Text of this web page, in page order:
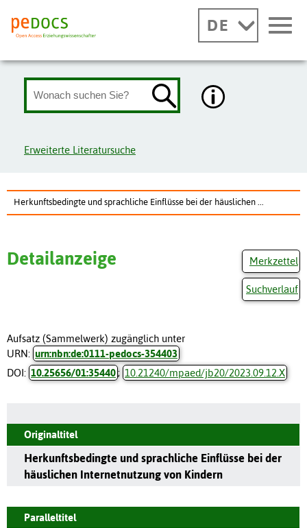
DE
Erweiterte Literatursuche
Herkunftsbedingte und sprachliche Einflüsse bei der häuslichen ...
Merkzettel
Suchverlauf
Detailanzeige
Aufsatz (Sammelwerk) zugänglich unter
URN: urn:nbn:de:0111-pedocs-354403
DOI: 10.25656/01:35440; 10.21240/mpaed/jb20/2023.09.12.X
Originaltitel
Herkunftsbedingte und sprachliche Einflüsse bei der
häuslichen Internetnutzung von Kindern
Paralleltitel